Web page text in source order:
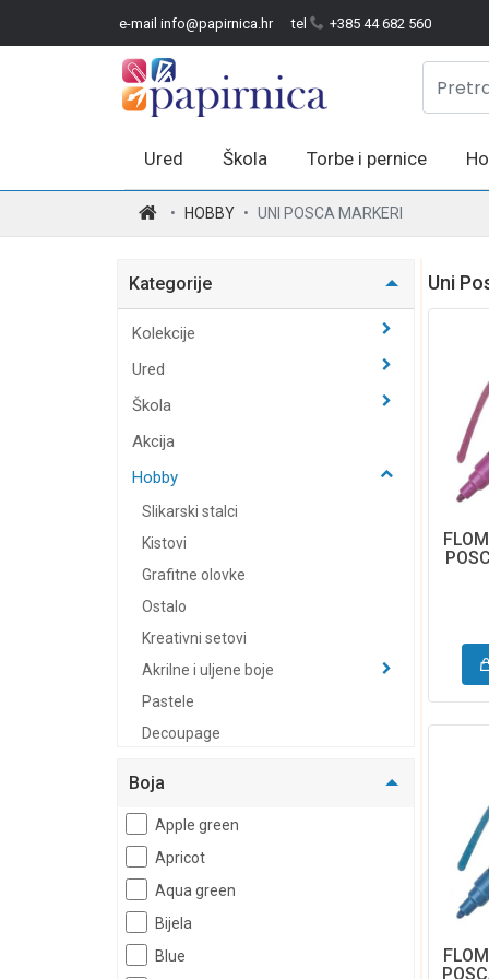
e-mail info@papirnica.hr tel +385 44 682 560
Ured Škola Torbe i pernice
HOBBY UNI POSCA MARKERI
Kategorije
Kolekcije
Ured
Škola
Akcija
Hobby
Slikarski stalci
Kistovi
Grafitne olovke
Ostalo
Kreativni setovi
Akrilne i uljene boje
Pastele
Decoupage
Gliteri
Dekomaterijali
Papiri i blokovi za slikanje
Platna
Uni Posca markeri
Dječji program
Boja
Apple green
Apricot
Aqua green
Bijela
Blue
Uni